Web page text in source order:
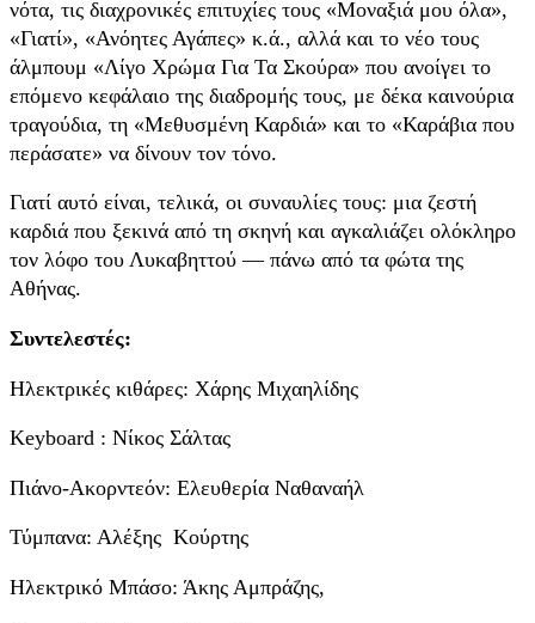
νότα, τις διαχρονικές επιτυχίες τους «Μοναξιά μου όλα»,
«Γιατί», «Ανόητες Αγάπες» κ.ά., αλλά και το νέο τους
άλμπουμ «Λίγο Χρώμα Για Τα Σκούρα» που ανοίγει το
επόμενο κεφάλαιο της διαδρομής τους, με δέκα καινούρια
τραγούδια, τη «Μεθυσμένη Καρδιά» και το «Καράβια που
περάσατε» να δίνουν τον τόνο.
Γιατί αυτό είναι, τελικά, οι συναυλίες τους: μια ζεστή
καρδιά που ξεκινά από τη σκηνή και αγκαλιάζει ολόκληρο
τον λόφο του Λυκαβηττού — πάνω από τα φώτα της
Αθήνας.
Συντελεστές:
Ηλεκτρικές κιθάρες: Χάρης Μιχαηλίδης
Keyboard : Νίκος Σάλτας
Πιάνο-Ακορντεόν: Ελευθερία Ναθαναήλ
Τύμπανα: Αλέξης Κούρτης
Ηλεκτρικό Μπάσο: Άκης Αμπράζης,